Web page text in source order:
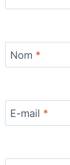
Nom *
E-mail *